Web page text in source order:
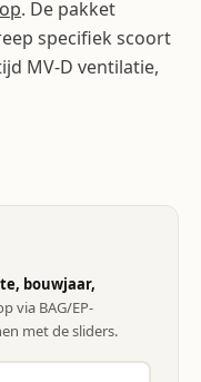
. De pakket
specifiek scoort
MV-D ventilatie,
bouwjaar,
via BAG/EP-
met de sliders.